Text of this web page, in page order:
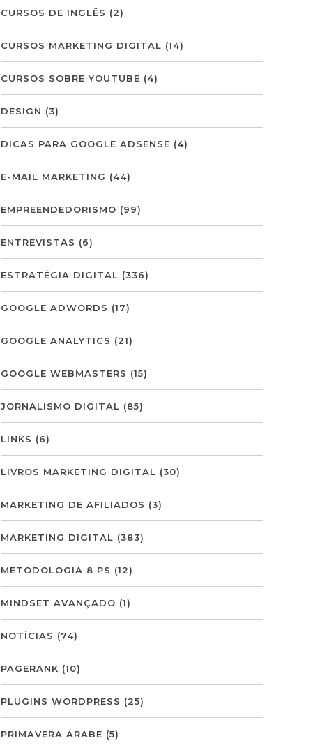
CURSOS DE INGLÊS (2)
CURSOS MARKETING DIGITAL (14)
CURSOS SOBRE YOUTUBE (4)
DESIGN (3)
DICAS PARA GOOGLE ADSENSE (4)
E-MAIL MARKETING (44)
EMPREENDEDORISMO (99)
ENTREVISTAS (6)
ESTRATÉGIA DIGITAL (336)
GOOGLE ADWORDS (17)
GOOGLE ANALYTICS (21)
GOOGLE WEBMASTERS (15)
JORNALISMO DIGITAL (85)
LINKS (6)
LIVROS MARKETING DIGITAL (30)
MARKETING DE AFILIADOS (3)
MARKETING DIGITAL (383)
METODOLOGIA 8 PS (12)
MINDSET AVANÇADO (1)
NOTÍCIAS (74)
PAGERANK (10)
PLUGINS WORDPRESS (25)
PRIMAVERA ÁRABE (5)